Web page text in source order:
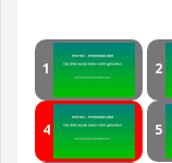
1 2
4 5